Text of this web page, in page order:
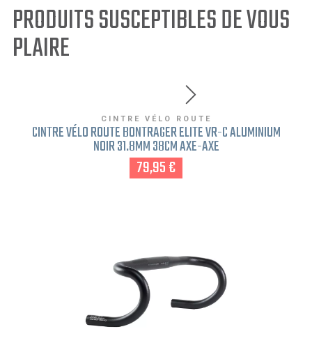
PRODUITS SUSCEPTIBLES DE VOUS
PLAIRE
CINTRE VÉLO ROUTE
CINTRE VÉLO ROUTE BONTRAGER ELITE VR-C ALUMINIUM
NOIR 31.8MM 38CM AXE-AXE
79,95 €